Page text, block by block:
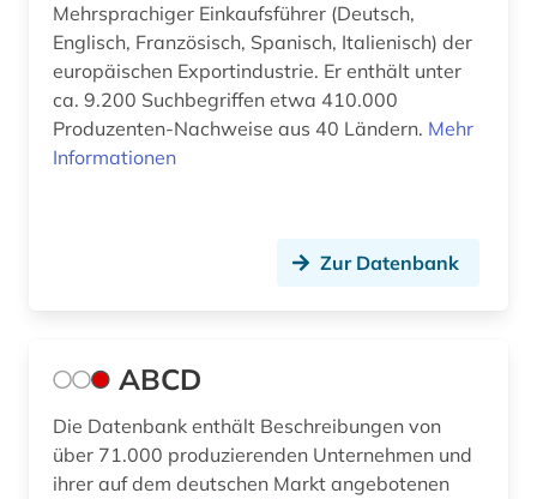
außenhandelsstatistik (7)
außenpolitik (4)
außenwirtschaft (6)
bank kreditinstitut finanzdienstleistung
bankarchiv (1)
Schweiz (20)
Serbien (2)
Skandinavien (1)
Slowakei (5)
Suedamerika (9)
Suedosteuropa (3)
Mehrsprachiger Einkaufsführer (Deutsch,
Englisch, Französisch, Spanisch, Italienisch) der
europäischen Exportindustrie. Er enthält unter
ca. 9.200 Suchbegriffen etwa 410.000
Produzenten-Nachweise aus 40 Ländern. Mehr
Informationen
Zur Datenbank
ABCD
Die Datenbank enthält Beschreibungen von
über 71.000 produzierenden Unternehmen und
ihrer auf dem deutschen Markt angebotenen